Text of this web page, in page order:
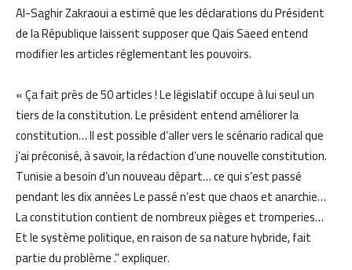
Al-Saghir Zakraoui a estimé que les déclarations du Président
de la République laissent supposer que Qais Saeed entend
modifier les articles réglementant les pouvoirs.
« Ça fait près de 50 articles ! Le législatif occupe à lui seul un
tiers de la constitution. Le président entend améliorer la
constitution… Il est possible d’aller vers le scénario radical que
j’ai préconisé, à savoir, la rédaction d’une nouvelle constitution.
Tunisie a besoin d’un nouveau départ… ce qui s’est passé
pendant les dix années Le passé n’est que chaos et anarchie…
La constitution contient de nombreux pièges et tromperies…
Et le système politique, en raison de sa nature hybride, fait
partie du problème .” expliquer.